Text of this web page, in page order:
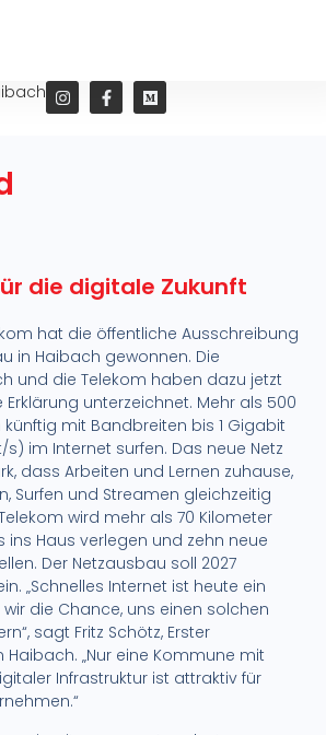
die digitale Zukunft
hat die öffentliche Ausschreibung
in Haibach gewonnen. Die
und die Telekom haben dazu jetzt
unterzeichnet. Mehr als 500
mit Bandbreiten bis 1 Gigabit
im Internet surfen. Das neue Netz
dass Arbeiten und Lernen zuhause,
Surfen und Streamen gleichzeitig
wird mehr als 70 Kilometer
ins Haus verlegen und zehn neue
Der Netzausbau soll 2027
„Schnelles Internet ist heute ein
die Chance, uns einen solchen
sagt Fritz Schötz, Erster
„Nur eine Kommune mit
Infrastruktur ist attraktiv für